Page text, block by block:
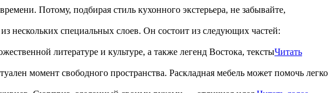
Потому, подбирая стиль кухонного экстерьера, не забывайте,
нескольких специальных слоев. Он состоит из следующих частей:
литературе и культуре, а также легенд Востока, текстыЧитать
момент свободного пространства. Раскладная мебель может помочь легко